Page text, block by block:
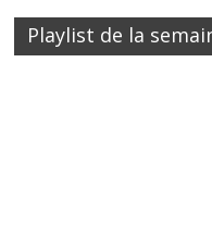
Playlist de la